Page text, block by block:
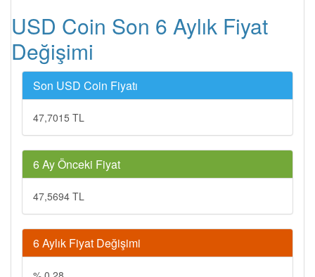
USD Coin Son 6 Aylık Fiyat
Değişimi
Son USD Coin Fiyatı
47,7015 TL
6 Ay Önceki Fiyat
47,5694 TL
6 Aylık Fiyat Değişimi